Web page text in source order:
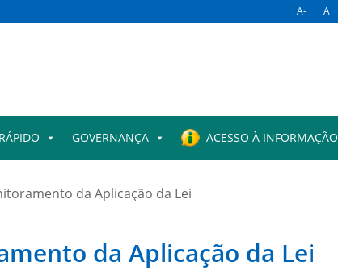
A- A
GOVERNANÇA ACESSO À INFORMAÇÃO
da Aplicação da Lei
da Aplicação da Lei